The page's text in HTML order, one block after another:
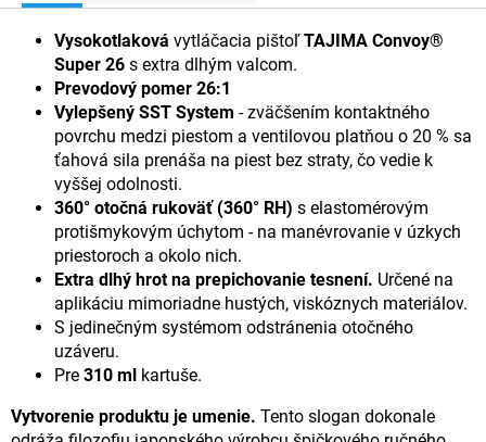
Vysokotlaková vytláčacia pištoľTAJIMA Convoy®
Super 26 s extra dlhým valcom.
Prevodový pomer 26:1
Vylepšený SST System - zväčšením kontaktného
povrchu medzi piestom a ventilovou platňou o 20 % sa
ťahová sila prenáša na piest bez straty, čo vedie k
vyššej odolnosti.
360° otočná rukoväť (360° RH) s elastomérovým
protišmykovým úchytom - na manévrovanie v úzkych
priestoroch a okolo nich.
Extra dlhý hrot na prepichovanie tesnení. Určené na
aplikáciu mimoriadne hustých, viskóznych materiálov.
S jedinečným systémom odstránenia otočného
uzáveru.
Pre 310 ml kartuše.
Vytvorenie produktu je umenie. Tento slogan dokonale